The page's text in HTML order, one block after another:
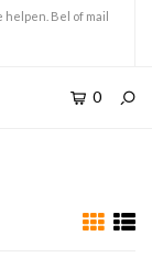
Bel of mail
0